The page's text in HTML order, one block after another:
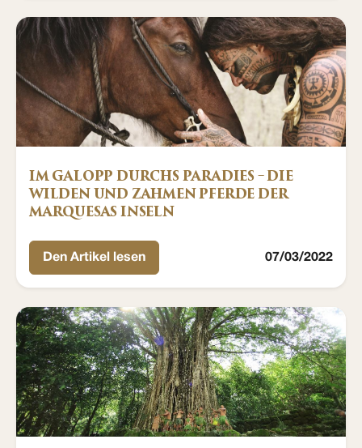
IM GALOPP DURCHS PARADIES – DIE
WILDEN UND ZAHMEN PFERDE DER
MARQUESAS INSELN
Den Artikel lesen 07/03/2022